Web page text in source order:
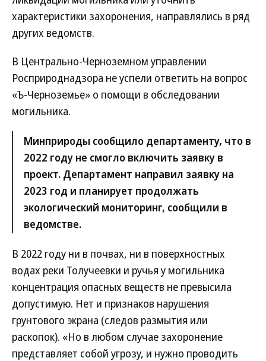
характеристики захоронения, направлялись в ряд
других ведомств.
В Центрально-Черноземном управлении
Росприроднадзора не успели ответить на вопрос
«Ъ-Черноземье» о помощи в обследовании
могильника.
Минприроды сообщило департаменту, что в
2022 году не смогло включить заявку в
проект. Департамент направил заявку на
2023 год и планирует продолжать
экологический мониторинг, сообщили в
ведомстве.
В 2022 году ни в почвах, ни в поверхностных
водах реки Толучеевки и ручья у могильника
концентрация опасных веществ не превысила
допустимую. Нет и признаков нарушения
грунтового экрана (следов размытия или
раскопок). «Но в любом случае захоронение
представляет собой угрозу, и нужно проводить